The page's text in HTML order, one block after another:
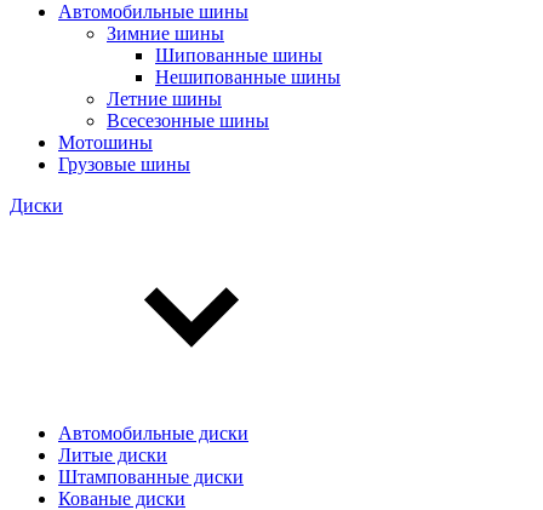
Автомобильные шины
Зимние шины
Шипованные шины
Нешипованные шины
Летние шины
Всесезонные шины
Мотошины
Грузовые шины
Диски
Автомобильные диски
Литые диски
Штампованные диски
Кованые диски